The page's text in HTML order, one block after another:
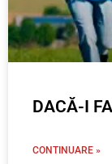
DACĂ-I
CONTINUARE »